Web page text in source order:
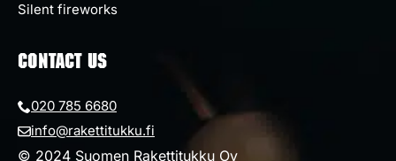
© 2024 Suomen Rakettitukku Oy
Silent fireworks
CONTACT US
020 785 6680
info@rakettitukku.fi